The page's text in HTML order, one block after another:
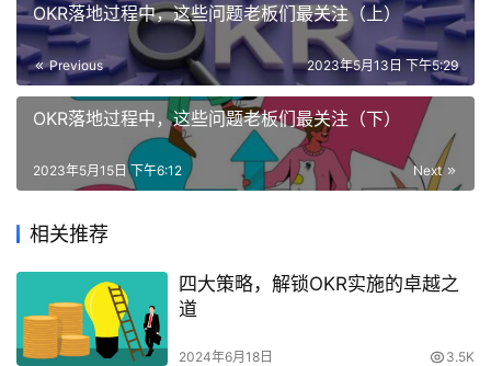
OKR落地过程中，这些问题老板们最关注（上）
Previous 2023年5月13日 下午5:29
OKR落地过程中，这些问题老板们最关注（下）
Next
2023年5月15日 下午6:12
相关推荐
四大策略，解锁OKR实施的卓越之
道
2024年6月18日 3.5K